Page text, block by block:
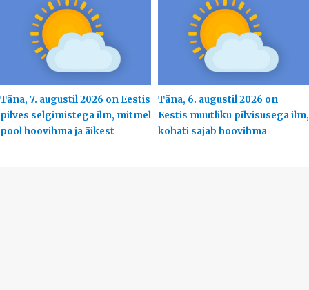
Täna, 7. augustil 2026 on Eestis
pilves selgimistega ilm, mitmel
pool hoovihma ja äikest
Täna, 6. augustil 2026 on
Eestis muutliku pilvisusega ilm,
kohati sajab hoovihma